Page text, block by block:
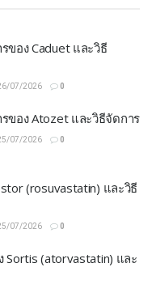
ของ Caduet และวิธี
07/2026 0
รของ Atozet และวิธีจัดการ
07/2026 0
(rosuvastatin) และวิธี
07/2026 0
Sortis (atorvastatin) และ